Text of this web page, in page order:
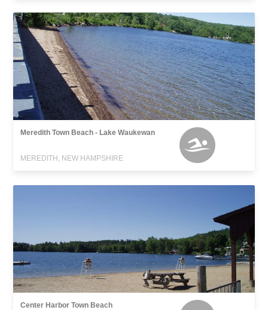
Meredith Town Beach - Lake Waukewan
MEREDITH, NEW HAMPSHIRE
Center Harbor Town Beach